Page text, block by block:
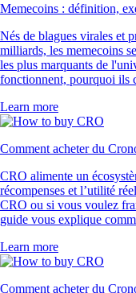
Memecoins : définition,
Nés de blagues virales et
milliards, les memecoins
les plus marquants de
fonctionnent, pourquoi ils
Learn more
Comment acheter du
CRO alimente un
récompenses et l’utilité
CRO ou si vous voulez
guide vous explique
Learn more
Comment acheter du